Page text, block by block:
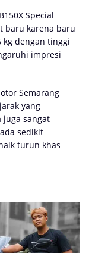
Special
baru karena baru
kg dengan tinggi
impresi
Semarang
yang
juga sangat
sedikit
turun khas